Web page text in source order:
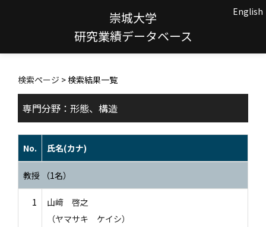
崇城大学
研究業績データベース
English
検索ページ > 検索結果一覧
専門分野：形態、構造
No. 氏名(カナ)
教授 （1名）
1
山﨑 啓之
（ヤマサキ ケイシ）